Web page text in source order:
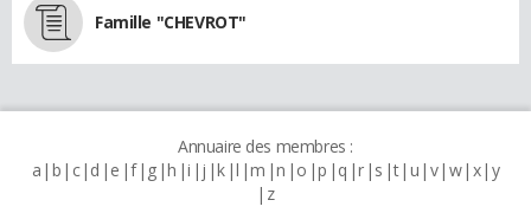
Famille "CHEVROT"
Annuaire des membres :
a b c d e f g h i j k l m n o p q r s t u v w x y
z